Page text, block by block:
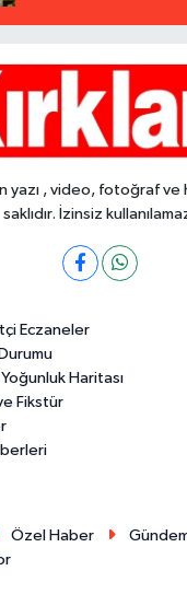
yazı , video, fotoğraf ve
saklıdır. İzinsiz
Eczaneler
Haritası
Fikstür
Özel Haber